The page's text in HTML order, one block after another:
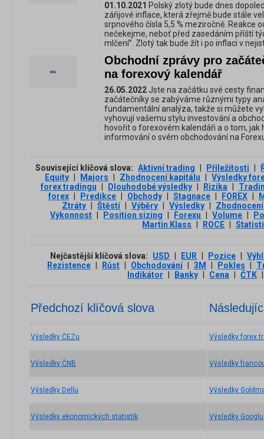
01.10.2021 Polský zlotý bude dnes
zářijové inflace, která zřejmě bude stále
srpnového čísla 5,5 % meziročně. Reakce
nečekejme, neboť před zasedáním příští
mlčení”. Zlotý tak bude žít i po inflaci v
Obchodní zprávy pro
na forexový kalendář
26.05.2022Jste na začátku své cesty
začátečníky se zabýváme různými typy
fundamentální analýza, takže si můžete
vyhovují vašemu stylu investování a
hovořit o forexovém kalendáři a o tom, jak
informování o svém obchodování na
Související klíčová slova: Aktivní trading Příležitosti
Equity
Majors Zhodnocení kapitálu
Výsledky
forex tradingu
Dlouhodobé výsledky Rizika
forex
Predikce Obchody Stagnace FOREX
Ztráty
Štěstí Výběry Výsledky
Zhodnocení
Výkonnost
Position sizing Forexu Volume
Martin Klass
ROCE
Nejčastější klíčová slova: USD EUR Pozice
Rezistence
Růst Obchodování 3М Pokles
Indikátor
Banky Cena ČTK
Předchozí klíčová slova
Výsledky ČEZu
Výsledky ČNB
Výsledky Dellu
Výsledky ekonomických statistik
Výsledky forex
Výsledky
Výsledky
Výsledky Googlu